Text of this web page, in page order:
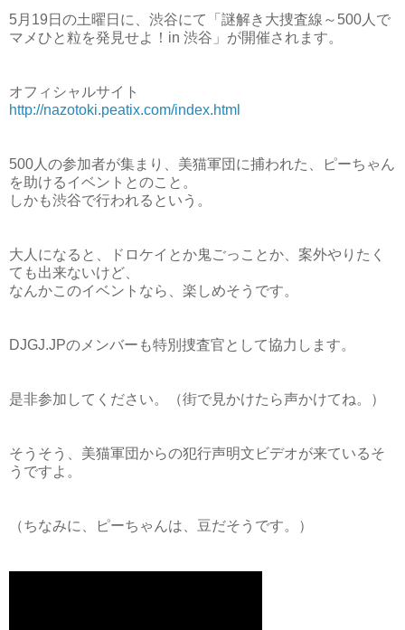
5月19日の土曜日に、渋谷にて「謎解き大捜査線～500人で
マメひと粒を発見せよ！in 渋谷」が開催されます。
オフィシャルサイト
http://nazotoki.peatix.com/index.html
500人の参加者が集まり、美猫軍団に捕われた、ピーちゃん
を助けるイベントとのこと。
しかも渋谷で行われるという。
大人になると、ドロケイとか鬼ごっことか、案外やりたく
ても出来ないけど、
なんかこのイベントなら、楽しめそうです。
DJGJ.JPのメンバーも特別捜査官として協力します。
是非参加してください。（街で見かけたら声かけてね。）
そうそう、美猫軍団からの犯行声明文ビデオが来ているそ
うですよ。
（ちなみに、ピーちゃんは、豆だそうです。）